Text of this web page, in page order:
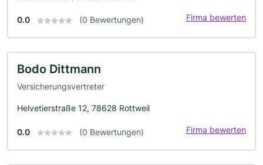
0.0 (0 Bewertungen) Firma bewerten
Bodo Dittmann
Versicherungsvertreter
Helvetierstraße 12, 78628 Rottweil
0.0 (0 Bewertungen) Firma bewerten